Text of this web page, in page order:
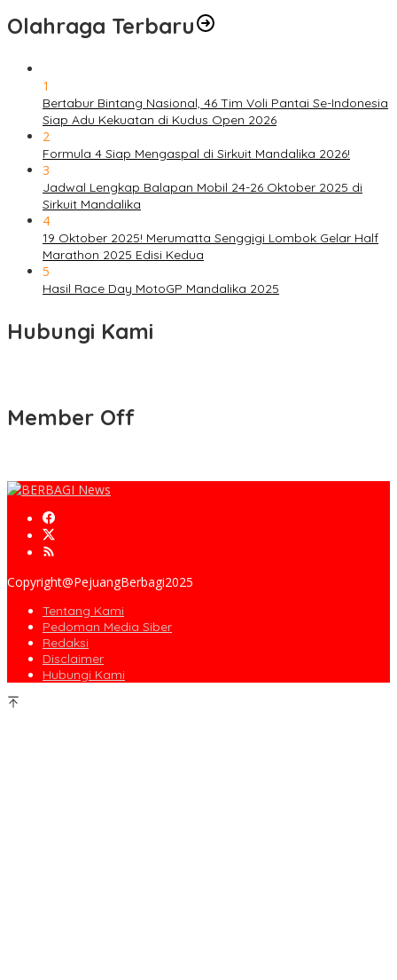
Olahraga Terbaru
1
Bertabur Bintang Nasional, 46 Tim Voli Pantai Se-Indonesia
Siap Adu Kekuatan di Kudus Open 2026
2
Formula 4 Siap Mengaspal di Sirkuit Mandalika 2026!
3
Jadwal Lengkap Balapan Mobil 24-26 Oktober 2025 di
Sirkuit Mandalika
4
19 Oktober 2025! Merumatta Senggigi Lombok Gelar Half
Marathon 2025 Edisi Kedua
5
Hasil Race Day MotoGP Mandalika 2025
Hubungi Kami
Member Off
Copyright@PejuangBerbagi2025
Tentang Kami
Pedoman Media Siber
Redaksi
Disclaimer
Hubungi Kami